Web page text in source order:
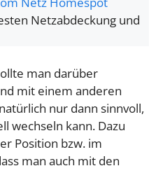
Netzabdeckung und
man darüber
mit einem anderen
nur dann sinnvoll,
wechseln kann. Dazu
Position bzw. im
man auch mit den